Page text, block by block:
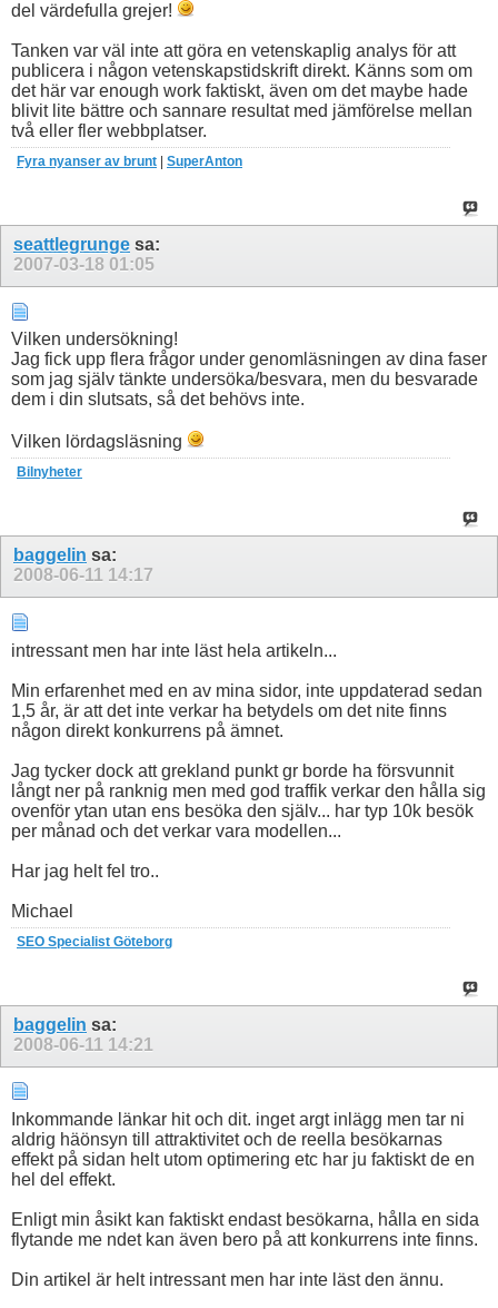
del värdefulla grejer!
Tanken var väl inte att göra en vetenskaplig analys för att
publicera i någon vetenskapstidskrift direkt. Känns som om
det här var enough work faktiskt, även om det maybe hade
blivit lite bättre och sannare resultat med jämförelse mellan
två eller fler webbplatser.
Fyra nyanser av brunt SuperAnton
seattlegrunge sa:
2007-03-18 01:05
Vilken undersökning!
Jag fick upp flera frågor under genomläsningen av dina faser
som jag själv tänkte undersöka/besvara, men du besvarade
dem i din slutsats, så det behövs inte.
Vilken lördagsläsning
Bilnyheter
baggelin sa:
2008-06-11 14:17
intressant men har inte läst hela artikeln...
Min erfarenhet med en av mina sidor, inte uppdaterad sedan
1,5 år, är att det inte verkar ha betydels om det nite finns
någon direkt konkurrens på ämnet.
Jag tycker dock att grekland punkt gr borde ha försvunnit
långt ner på ranknig men med god traffik verkar den hålla sig
ovenför ytan utan ens besöka den själv... har typ 10k besök
per månad och det verkar vara modellen...
Har jag helt fel tro..
Michael
SEO Specialist Göteborg
baggelin sa:
2008-06-11 14:21
Inkommande länkar hit och dit. inget argt inlägg men tar ni
aldrig häönsyn till attraktivitet och de reella besökarnas
effekt på sidan helt utom optimering etc har ju faktiskt de en
hel del effekt.
Enligt min åsikt kan faktiskt endast besökarna, hålla en sida
flytande me ndet kan även bero på att konkurrens inte finns.
Din artikel är helt intressant men har inte läst den ännu.